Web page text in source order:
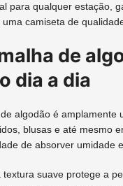
para qualquer estação,
camiseta de
de
dia a dia
algodão é amplamente
blusas e até mesmo
de absorver umidade
textura suave protege a